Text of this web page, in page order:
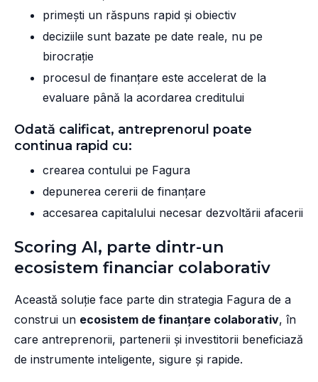
primești un răspuns rapid și obiectiv
deciziile sunt bazate pe date reale, nu pe
birocrație
procesul de finanțare este accelerat de la
evaluare până la acordarea creditului
Odată calificat, antreprenorul poate
continua rapid cu:
crearea contului pe Fagura
depunerea cererii de finanțare
accesarea capitalului necesar dezvoltării afacerii
Scoring AI, parte dintr-un
ecosistem financiar colaborativ
Această soluție face parte din strategia Fagura de a
construi un ecosistem de finanțare colaborativ, în
care antreprenorii, partenerii și investitorii beneficiază
de instrumente inteligente, sigure și rapide.